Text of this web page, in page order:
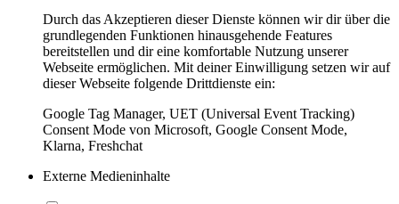
Durch das Akzeptieren dieser Dienste können wir dir über die
grundlegenden Funktionen hinausgehende Features
bereitstellen und dir eine komfortable Nutzung unserer
Webseite ermöglichen. Mit deiner Einwilligung setzen wir auf
dieser Webseite folgende Drittdienste ein:
Google Tag Manager, UET (Universal Event Tracking)
Consent Mode von Microsoft, Google Consent Mode,
Klarna, Freshchat
Externe Medieninhalte